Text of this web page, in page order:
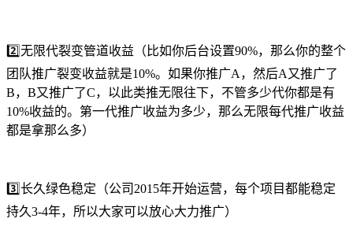
2️⃣无限代裂变管道收益（比如你后台设置90%，那么你的整个
团队推广裂变收益就是10%。如果你推广A，然后A又推广了
B，B又推广了C，以此类推无限往下，不管多少代你都是有
10%收益的。第一代推广收益为多少，那么无限每代推广收益
都是拿那么多）
3️⃣长久绿色稳定（公司2015年开始运营，每个项目都能稳定
持久3-4年，所以大家可以放心大力推广）